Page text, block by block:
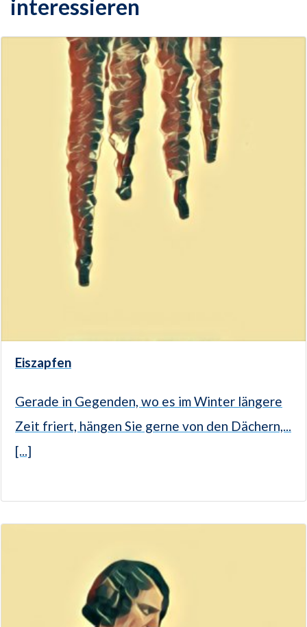
interessieren
Eiszapfen
Gerade in Gegenden, wo es im Winter längere
Zeit friert, hängen Sie gerne von den Dächern,...
[...]